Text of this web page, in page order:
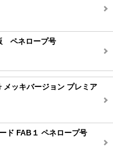
ペネロープ号
メッキバージョン プレミア
ド FAB１ ペネロープ号